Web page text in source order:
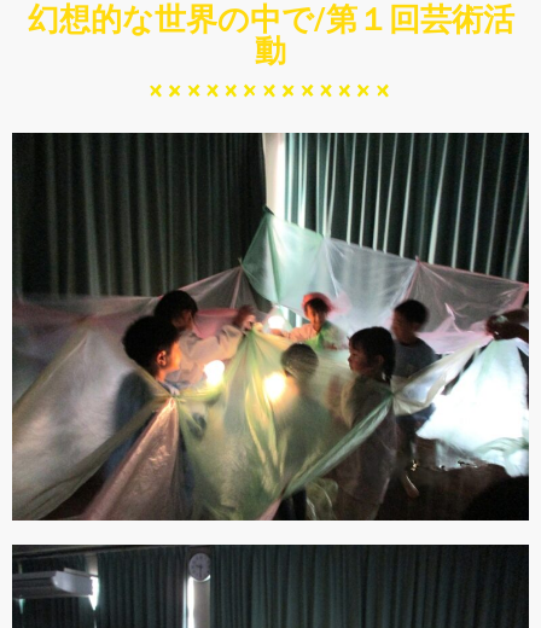
幻想的な世界の中で/第１回芸術活
動